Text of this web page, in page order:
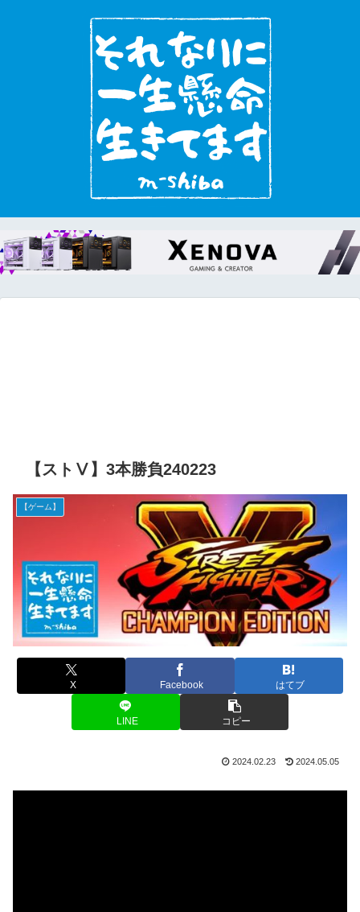
【ストⅤ】3本勝負240223
【ゲーム】
X Facebook はてブ
LINE コピー
2024.02.23 2024.05.05